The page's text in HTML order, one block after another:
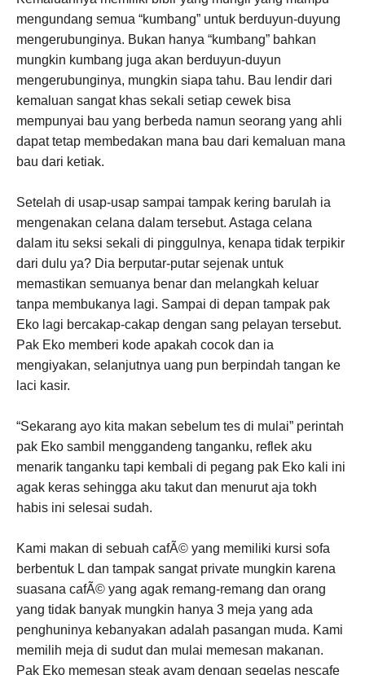
mengundang semua “kumbang” untuk berduyun-duyung
mengerubunginya. Bukan hanya “kumbang” bahkan
mungkin kumbang juga akan berduyun-duyun
mengerubunginya, mungkin siapa tahu. Bau lendir dari
kemaluan sangat khas sekali setiap cewek bisa
mempunyai bau yang berbeda namun seorang yang ahli
dapat tetap membedakan mana bau dari kemaluan mana
bau dari ketiak.
Setelah di usap-usap sampai tampak kering barulah ia
mengenakan celana dalam tersebut. Astaga celana
dalam itu seksi sekali di pinggulnya, kenapa tidak terpikir
dari dulu ya? Dia berputar-putar sejenak untuk
memastikan semuanya benar dan melangkah keluar
tanpa membukanya lagi. Sampai di depan tampak pak
Eko lagi bercakap-cakap dengan sang pelayan tersebut.
Pak Eko memberi kode apakah cocok dan ia
mengiyakan, selanjutnya uang pun berpindah tangan ke
laci kasir.
“Sekarang ayo kita makan sebelum tes di mulai” perintah
pak Eko sambil menggandeng tanganku, reflek aku
menarik tanganku tapi kembali di pegang pak Eko kali ini
agak keras sehingga aku takut dan menurut aja tokh
habis ini selesai sudah.
Kami makan di sebuah cafÃ© yang memiliki kursi sofa
berbentuk L dan tampak sangat private mungkin karena
suasana cafÃ© yang agak remang-remang dan orang
yang tidak banyak mungkin hanya 3 meja yang ada
penghuninya kebanyakan adalah pasangan muda. Kami
memilih meja di sudut dan mulai memesan makanan.
Pak Eko memesan steak ayam dengan segelas nescafe